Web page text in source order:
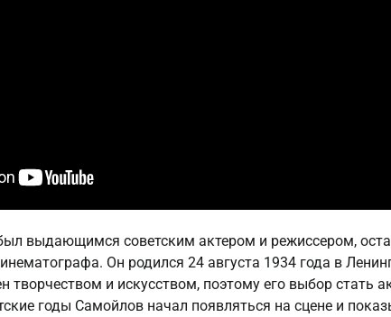
выдающимся советским актером и режиссером,
Он родился 24 августа 1934 года в
творчеством и искусством, поэтому его выбор стать
годы Самойлов начал появляться на сцене и